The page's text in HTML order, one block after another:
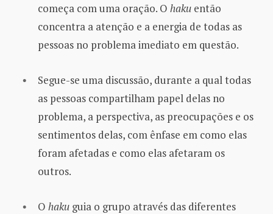
começa com uma oração. O haku então
concentra a atenção e a energia de todas as
pessoas no problema imediato em questão.
Segue-se uma discussão, durante a qual todas
as pessoas compartilham papel delas no
problema, a perspectiva, as preocupações e os
sentimentos delas, com ênfase em como elas
foram afetadas e como elas afetaram os
outros.
O haku guia o grupo através das diferentes